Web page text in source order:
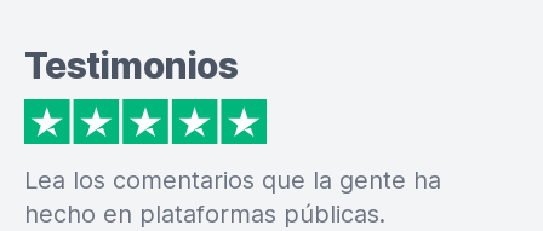
Testimonios
Lea los comentarios que la gente ha
hecho en plataformas públicas.